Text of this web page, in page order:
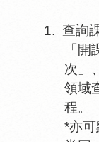
1. 查詢
「開
次」
領域
程。
*亦可